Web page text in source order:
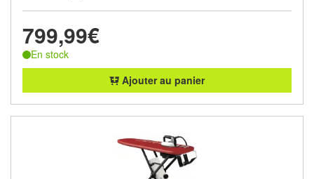
799,99€
En stock
Ajouter au panier